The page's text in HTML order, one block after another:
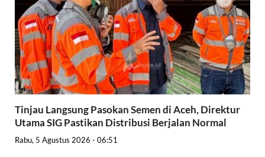
Tinjau Langsung Pasokan Semen di Aceh, Direktur
Utama SIG Pastikan Distribusi Berjalan Normal
Rabu, 5 Agustus 2026 - 06:51